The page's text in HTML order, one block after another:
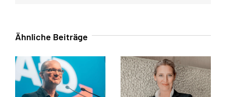
Ähnliche Beiträge